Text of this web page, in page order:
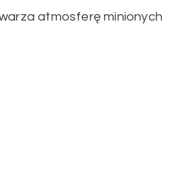
atmosferę minionych